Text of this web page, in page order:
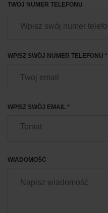
TWOJ NUMER TELEFONU
WPISZ SWÓJ NUMER TELEFONU *
WPISZ SWÓJ EMAIL *
WIADOMOŚĆ